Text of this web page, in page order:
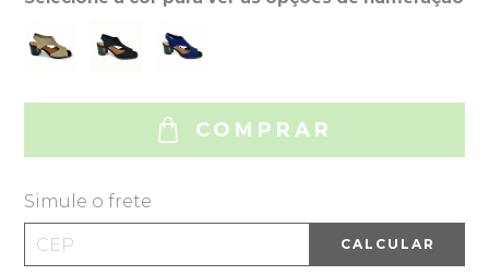
COMPRAR
Simule o frete
CALCULAR